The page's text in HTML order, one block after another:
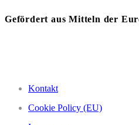
Gefördert aus Mitteln der
Kontakt
Cookie Policy (EU)